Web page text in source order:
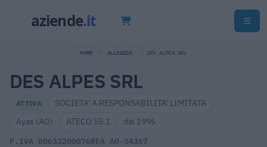
HOME ALLOGGIO DES ALPES SRL
DES ALPES SRL
ATTIVA
SOCIETA' A RESPONSABILITA' LIMITATA
Ayas (AO)
ATECO 55.1 dal 1996
P.IVA 00633200076REA AO-54367